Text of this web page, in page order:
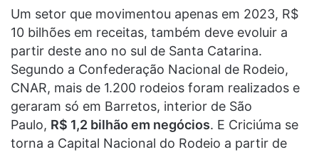
Um setor que movimentou apenas em 2023, R$
10 bilhões em receitas, também deve evoluir a
partir deste ano no sul de Santa Catarina.
Segundo a Confederação Nacional de Rodeio,
CNAR, mais de 1.200 rodeios foram realizados e
geraram só em Barretos, interior de São
Paulo, R$ 1,2 bilhão em negócios. E Criciúma se
torna a Capital Nacional do Rodeio a partir de